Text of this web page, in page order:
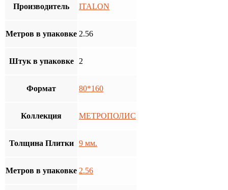
Производитель ITALON
Метров в упаковке 2.56
Штук в упаковке 2
Формат 80*160
Коллекция МЕТРОПОЛИС
Толщина Плитки 9 мм.
Метров в упаковке 2.56